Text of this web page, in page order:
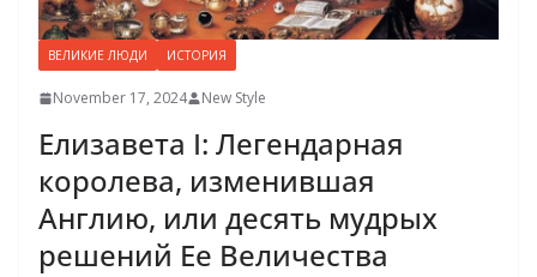
ВЕЛИКИЕ ЛЮДИ ИСТОРИЯ
November 17, 2024 New Style
Елизавета I: Легендарная
королева, изменившая
Англию, или десять мудрых
решений Ее Величества